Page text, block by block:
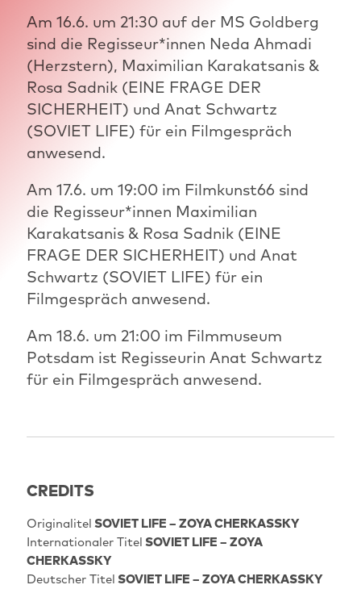
Am 16.6. um 21:30 auf der MS Goldberg
sind die Regisseur*innen Neda Ahmadi
(Herzstern), Maximilian Karakatsanis &
Rosa Sadnik (EINE FRAGE DER
SICHERHEIT) und Anat Schwartz
(SOVIET LIFE) für ein Filmgespräch
anwesend.
Am 17.6. um 19:00 im Filmkunst66 sind
die Regisseur*innen Maximilian
Karakatsanis & Rosa Sadnik (EINE
FRAGE DER SICHERHEIT) und Anat
Schwartz (SOVIET LIFE) für ein
Filmgespräch anwesend.
Am 18.6. um 21:00 im Filmmuseum
Potsdam ist Regisseurin Anat Schwartz
für ein Filmgespräch anwesend.
CREDITS
Originalitel SOVIET LIFE – ZOYA CHERKASSKY
Internationaler Titel SOVIET LIFE – ZOYA
CHERKASSKY
Deutscher Titel SOVIET LIFE – ZOYA CHERKASSKY